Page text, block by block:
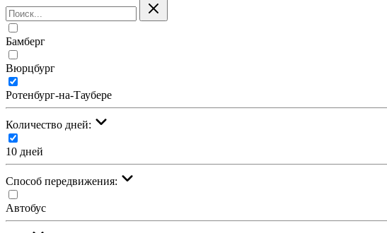
Бамберг
Вюрцбург
Ротенбург-на-Таубере
Количество дней:
10 дней
Cпособ передвижения:
Автобус